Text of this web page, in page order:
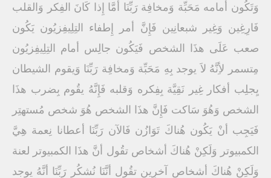
وَتَكُون أمامه مَحَبِّة وَمخافِة رَبِّنَا أمَّا إِذا كَانَ الفِكر وَالقلب
فَارِغِين وَغِير شبعانِين فَإِنَّ أمر إِطفاء التِلِيفِزيُون يَكُون
صعب عَلَى هذَا الشخص فَيَكُون جالِس أمام التِلِيفِزيُون
مِتسمر لأِنَّهُ لاَ يوجد بِهِ مَحَبِّة وَمخافِة رَبِّنَا وَيقوم الشيطان
يِجلِب أفكار غِير نَقِيَّة بِفِكره وَقلبه فَإِنَّهُ يقُوم بِضرب هذَا
الشخص وَهُوَ سَاكت فَإِنَّ هذَا الشخص هُوَ شخص مُستهتِر
فَيَجِب أنْ يَكُون هُناكَ تَوَازُن فَالآن رَبِّنَا أعطانا نِعمة هِيَّ
الكمبيوتر وَلَكِنْ هُناكَ أشخاص تقُول أنَّ هذَا الكمبيوتر لعنة
وَلَكِنْ هُناكَ أشخاص آخرِين تقُول أنَّنَا نُشكُر رَبِّنَا أنَّهُ يوجد